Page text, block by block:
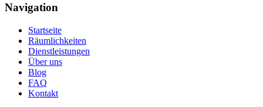
Navigation
Startseite
Räumlichkeiten
Dienstleistungen
Über uns
Blog
FAQ
Kontakt